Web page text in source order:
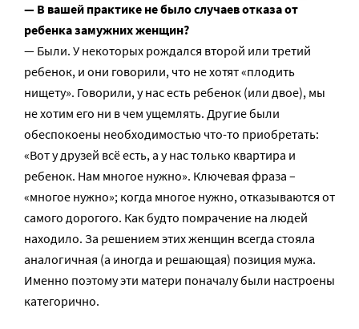
— В вашей практике не было случаев отказа от
ребенка замужних женщин?
— Были. У некоторых рождался второй или третий
ребенок, и они говорили, что не хотят «плодить
нищету». Говорили, у нас есть ребенок (или двое), мы
не хотим его ни в чем ущемлять. Другие были
обеспокоены необходимостью что-то приобретать:
«Вот у друзей всё есть, а у нас только квартира и
ребенок. Нам многое нужно». Ключевая фраза –
«многое нужно»; когда многое нужно, отказываются от
самого дорогого. Как будто помрачение на людей
находило. За решением этих женщин всегда стояла
аналогичная (а иногда и решающая) позиция мужа.
Именно поэтому эти матери поначалу были настроены
категорично.